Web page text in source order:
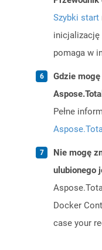
Szybki start
inicjalizację
pomaga w
Gdzie
Pełne
Nie mogę
ulubionego
Docker
case your